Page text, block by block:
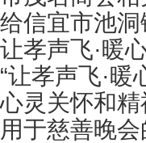
给信宜市池
让孝声飞·暖
“让孝声飞·
心灵关怀和
用于慈善晚